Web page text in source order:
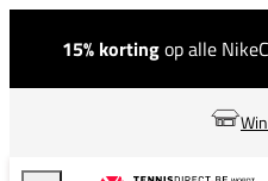
15% kortingop alle